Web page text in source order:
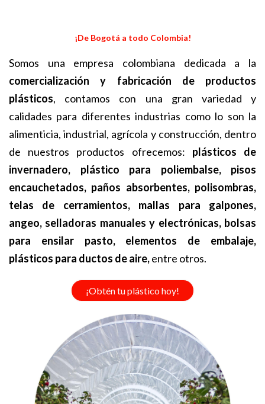
¡De Bogotá a todo Colombia!
Somos una empresa colombiana dedicada a la
comercialización y fabricación de productos
plásticos, contamos con una gran variedad y
calidades para diferentes industrias como lo son la
alimenticia, industrial, agrícola y construcción, dentro
de nuestros productos ofrecemos: plásticos de
invernadero, plástico para poliembalse, pisos
encauchetados, paños absorbentes, polisombras,
telas de cerramientos, mallas para galpones,
angeo, selladoras manuales y electrónicas, bolsas
para ensilar pasto, elementos de embalaje,
plásticos para ductos de aire,entre otros.
¡Obtén tu plástico hoy!